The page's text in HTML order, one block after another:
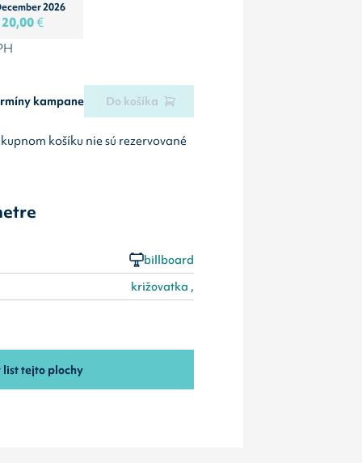
2026
€
kampane Do košíka
košíku nie sú rezervované
billboard
križovatka ,
tejto plochy